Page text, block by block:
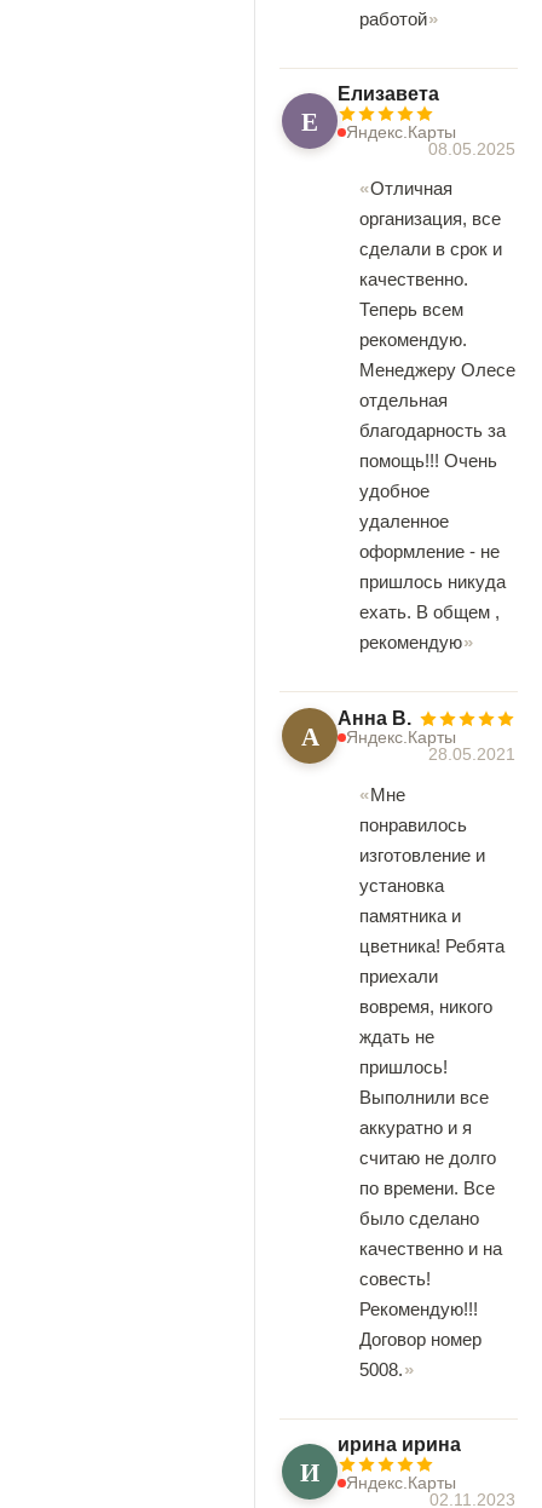
работой
Е
Елизавета
Яндекс.Карты
08.05.2025
Отличная
организация, все
сделали в срок и
качественно.
Теперь всем
рекомендую.
Менеджеру Олесе
отдельная
благодарность за
помощь!!! Очень
удобное
удаленное
оформление - не
пришлось никуда
ехать. В общем ,
рекомендую
А Анна В.
Яндекс.Карты
28.05.2021
Мне
понравилось
изготовление и
установка
памятника и
цветника! Ребята
приехали
вовремя, никого
ждать не
пришлось!
Выполнили все
аккуратно и я
считаю не долго
по времени. Все
было сделано
качественно и на
совесть!
Рекомендую!!!
Договор номер
5008.
И
ирина ирина
Яндекс.Карты
02.11.2023